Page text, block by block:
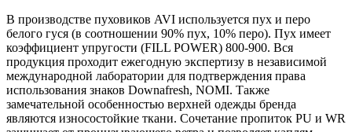
В производстве пуховиков AVI используется пух и перо
белого гуся (в соотношении 90% пух, 10% перо). Пух имеет
коэффициент упругости (FILL POWER) 800-900. Вся
продукция проходит ежегодную экспертизу в независимой
международной лаборатории для подтверждения права
использования знаков Downafresh, NOMI. Также
замечательной особенностью верхней одежды бренда
являются износостойкие ткани. Сочетание пропиток PU и WR